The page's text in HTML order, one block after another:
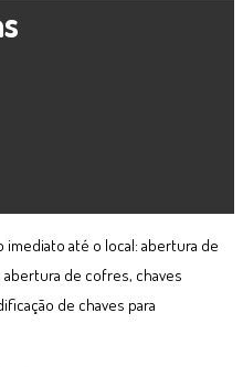
imediato até o local: abertura de
de cofres, chaves
de chaves para